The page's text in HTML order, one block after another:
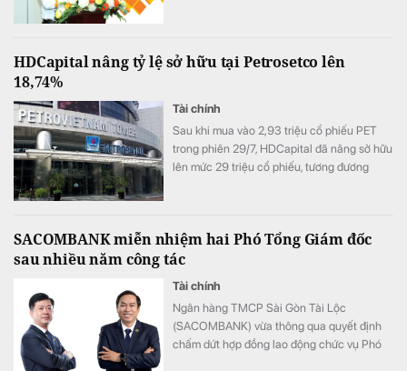
HDCapital nâng tỷ lệ sở hữu tại Petrosetco lên
18,74%
Tài chính
Sau khi mua vào 2,93 triệu cổ phiếu PET
trong phiên 29/7, HDCapital đã nâng sở hữu
lên mức 29 triệu cổ phiếu, tương đương
SACOMBANK miễn nhiệm hai Phó Tổng Giám đốc
sau nhiều năm công tác
Tài chính
Ngân hàng TMCP Sài Gòn Tài Lộc
(SACOMBANK) vừa thông qua quyết định
chấm dứt hợp đồng lao động chức vụ Phó